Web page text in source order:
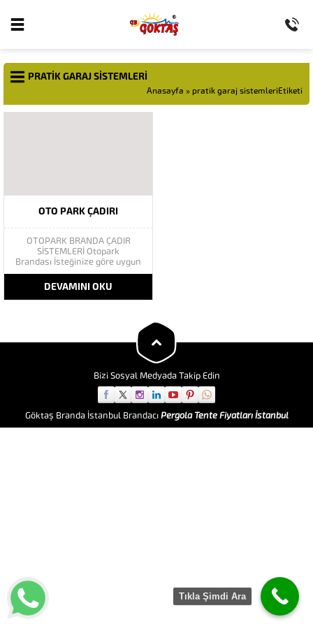
PRATIK GARAJ SISTEMLERI
Anasayfa » pratik garaj sistemleriEtiketi
OTO PARK ÇADIRI
OTOPARK BRANDA ÇADIR
SİSTEMLERİ Otopark
Brandası İsteğinize göre uygun
ölçülerde ve ebatlarda,
renklerde ve dizaynlarda
Otoparklarınıza şıklık ve koruma
katabiliriz. İstanbul ve
müşterilerimize branda’nın en
kalitelisini sunmakta. İletişim
Konstrüksiyonlu...
DEVAMINI OKU
Bizi Sosyal Medyada Takip Edin
Göktaş Branda İstanbul Brandacı Pergola Tente Fiyatları İstanbul
Tıkla Şimdi Ara